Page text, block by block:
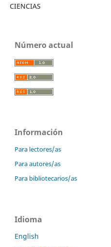
CIENCIAS
Número actual
Información
Para lectores/as
Para autores/as
Para bibliotecarios/as
Idioma
English